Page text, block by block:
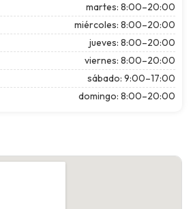
martes: 8:00–20:00
miércoles: 8:00–20:00
jueves: 8:00–20:00
viernes: 8:00–20:00
sábado: 9:00–17:00
domingo: 8:00–20:00